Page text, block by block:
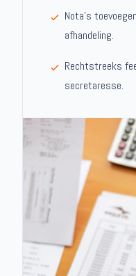
Nota's
afhandeling.
Rechtstreeks
secretaresse.